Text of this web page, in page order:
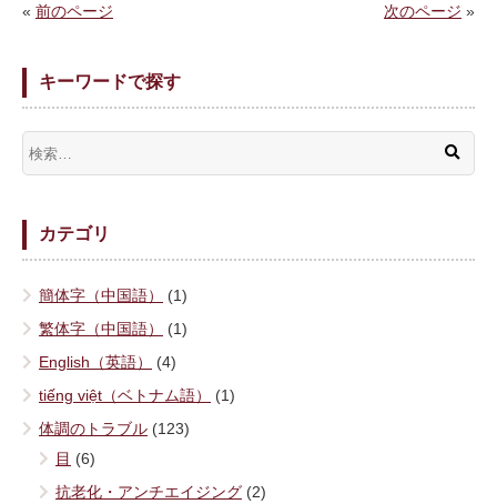
« 前のページ 次のページ »
キーワードで探す
カテゴリ
簡体字（中国語）
(1)
繁体字（中国語）
(1)
English（英語）
(4)
tiếng việt（ベトナム語）
(1)
体調のトラブル (123)
目 (6)
抗老化・アンチエイジング (2)